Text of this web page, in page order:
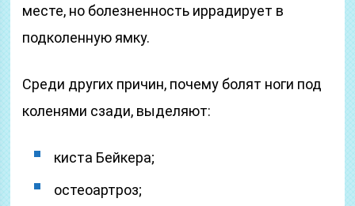
месте, но болезненность иррадирует в
подколенную ямку.
Среди других причин, почему болят ноги под
коленями сзади, выделяют:
киста Бейкера;
остеоартроз;